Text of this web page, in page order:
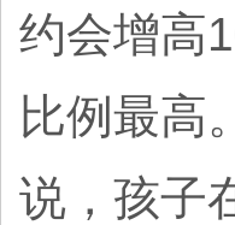
约会增高
比例最高
说，孩子